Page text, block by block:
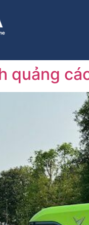
quảng